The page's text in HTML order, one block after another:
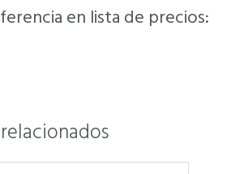
en lista de precios: